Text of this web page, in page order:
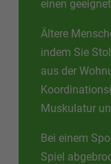
einen
Ältere
indem Sie
aus der
Muskulatur
Bei einem
Spiel